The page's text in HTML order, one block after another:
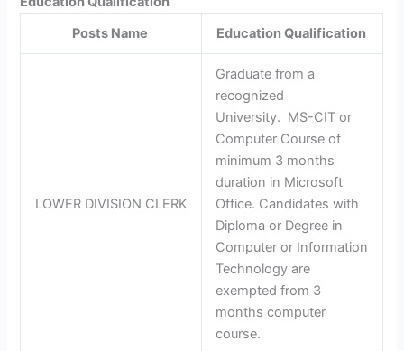
Posts Name
Education Qualification
LOWER DIVISION CLERK
Graduate from a
recognized
University. MS-CIT or
Computer Course of
minimum 3 months
duration in Microsoft
Office. Candidates with
Diploma or Degree in
Computer or Information
Technology are
exempted from 3
months computer
course.